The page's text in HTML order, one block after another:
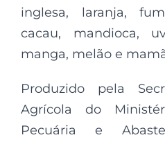
inglesa, laranja,
cacau, mandioca,
manga, melão e
Produzido pela
Agrícola do
Pecuária e